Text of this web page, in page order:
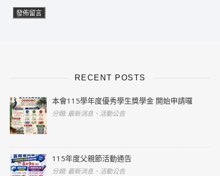
RECENT POSTS
本會115學年度優秀學生獎學金 開始申請囉
分類: 最新消息、活動公告
115年度父親節活動通告
分類: 最新消息、活動公告